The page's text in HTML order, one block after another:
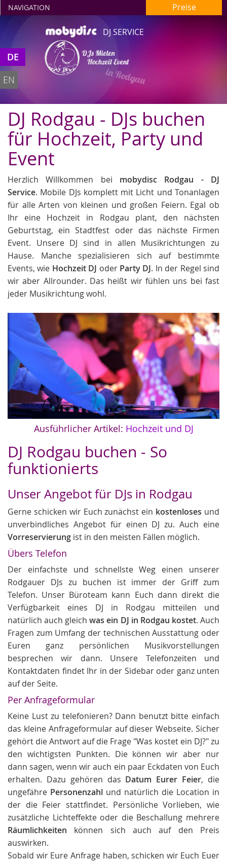
DJ SERVICE
DJs Mieten
Hochzeit Event
in Rodgau
NAVIGATION Preise
DE
EN
DJ Rodgau - DJs buchen
für Hochzeit, Party und
Event
Herzlich Willkommen bei mobydisc Rodgau - DJ
Service. Mobile DJs komplett mit Licht und Tonanlagen
für alle Arten von kleinen und großen Feiern. Egal ob
Ihr eine Hochzeit in Rodgau plant, den nächsten
Geburtstag, ein Stadtfest oder das nächste Firmen
Event. Unsere DJ sind in allen Musikrichtungen zu
Hause. Manche spezialisieren sich auf bestimmte
Events, wie Hochzeit DJ oder Party DJ. In der Regel sind
wir aber Allrounder. Das heißt wir fühlen uns bei fast
jeder Musikrichtung wohl.
Ausführlicher Artikel: Hochzeit und DJ
DJ Rodgau buchen - So
funktionierts
Unser Angebot für DJs in Rodgau
Gerne schicken wir Euch zunächst ein kostenloses und
unverbindliches Angebot für einen DJ zu. Auch eine
Vorreservierung ist in den meisten Fällen möglich.
Übers Telefon
Der einfachste und schnellste Weg einen unserer
Rodgauer DJs zu buchen ist immer der Griff zum
Telefon. Unser Büroteam kann Euch dann direkt die
Verfügbarkeit eines DJ in Rodgau mitteilen und
natürlich auch gleichwas ein DJ in Rodgau kostet. Auch
Fragen zum Umfang der technischen Ausstattung oder
Euren ganz persönlichen Musikvorstellungen
besprechen wir dann. Unsere Telefonzeiten und
Kontaktdaten findet Ihr in der Sidebar oder ganz unten
auf der Seite.
Per Anfrageformular
Keine Lust zu telefonieren? Dann benutzt bitte einfach
das kleine Anfrageformular auf dieser Webseite. Sicher
gehört die Antwort auf die Frage "Was kostet ein DJ?" zu
den wichtigsten Punkten. Die können wir aber nur
dann sagen, wenn wir auch ein paar Eckdaten von Euch
erhalten. Dazu gehören das Datum Eurer Feier, die
ungefähre Personenzahl und natürlich die Location in
der die Feier stattfindet. Persönliche Vorlieben, wie
zusätzliche Lichteffekte oder die Beschallung mehrere
Räumlichkeiten können sich auch auf den Preis
auswirken.
Sobald wir Eure Anfrage haben, schicken wir Euch Euer